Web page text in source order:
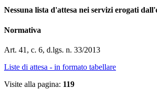
Nessuna lista d'attesa nei servizi erogati
Normativa
Art. 41, c. 6, d.lgs. n. 33/2013
Liste di attesa - in formato tabellare
Visite alla pagina: 119